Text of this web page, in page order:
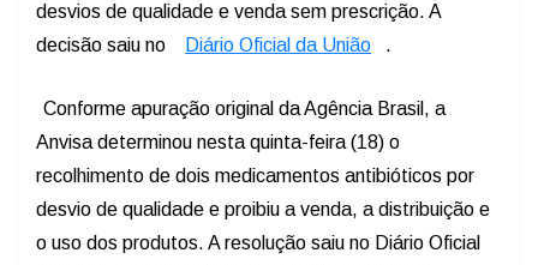
desvios de qualidade e venda sem prescrição. A
decisão saiu no
Diário Oficial da União .
Conforme apuração original da Agência Brasil, a
Anvisa determinou nesta quinta-feira (18) o
recolhimento de dois medicamentos antibióticos por
desvio de qualidade e proibiu a venda, a distribuição e
o uso dos produtos. A resolução saiu no Diário Oficial